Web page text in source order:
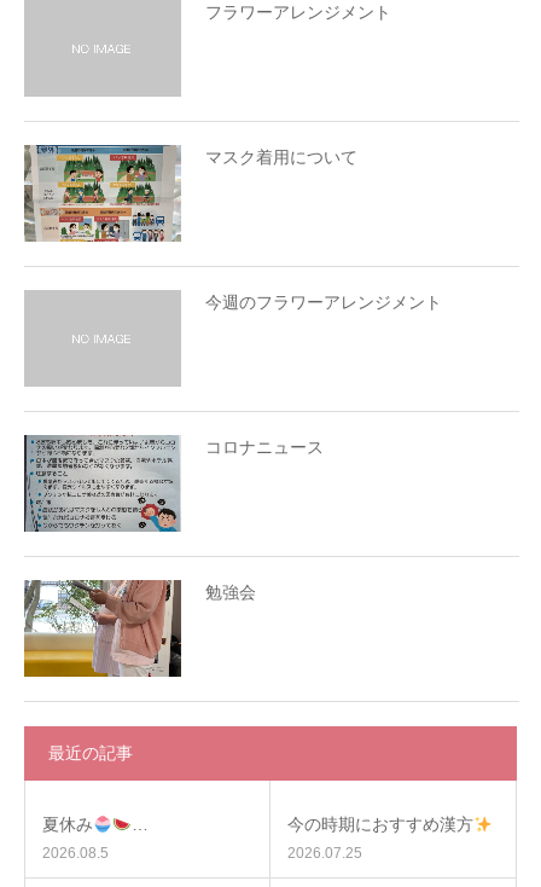
フラワーアレンジメント
マスク着用について
今週のフラワーアレンジメント
コロナニュース
勉強会
最近の記事
夏休み
2026.08.5
今の時期におすすめ漢方
2026.07.25